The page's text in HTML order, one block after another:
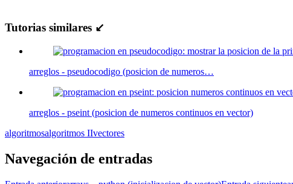
Tutorias similares ↙
arreglos - pseudocodigo (posicion de numeros…
arreglos - pseint (posicion de numeros continuos en vector)
algoritmosalgoritmos IIvectores
Navegación de entradas